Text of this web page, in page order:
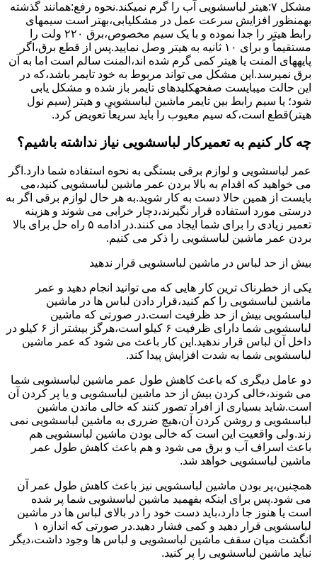
مشکل ۷:ﻫﯿﺘﺮ لباسشویی آب را ﮔﺮم نمیکند.نحوه رﻓﻊ:ﻫﻤﺎﻧﻨﺪ ﮔﺬﺷﺘﻪ
بهمنظور اﻓﺰاﯾﺶ ﺳﺮﻋﺖ ﻋﻤﻞ در مشکلیابی،بهتر است سیمهای
راﺑﻂ ﻫﯿﺘﺮ را ﺟﺪا ﻧﻤﻮده و ﺑﺎ ﯾﮏ ﺳﯿﻢ ﻣﺨﺼﻮص،برق ۲۲۰ ولت را
مستقیماً و برای ۱۰ ﺛﺎﻧﯿﻪ ﺑﻪ ﻫﯿﺘﺮ وصل نمایید.ﭘﺲ از ﻗﻄﻊ ﺑﺮق،اﮔﺮ
پایههای اﻟﻤﻨﺖ یا هیتر کمی ﮔﺮم ﺷﺪه اند،اﻟﻤﻨﺖ ﺳﺎﻟﻢ است اما ﺑﻪ آن
ﺑﺮق نمیرسد.اﯾﻦ ﻣﺸﮑﻞ می تواند مربوط به ﺧﻮد ﺗﺎﯾﻤﺮ باشد،ﮐﻪ در
این حالت میبایست صفحهکلیدهای ﺗﺎﯾﻤﺮ باز شده و مشکل یابی
شود؛ ﯾﺎ ﺳﯿﻢ راﺑﻂ ﺑﯿﻦ ﺗﺎﯾﻤﺮ ماشین لباسشویی و ﻫﯿﺘﺮ (سیم ﻧﻮل
ﻫﯿﺘﺮ)ﻗﻄﻊ اﺳﺖ،ﮐﻪ ﺳﯿﻢ ﻣﻌﯿﻮب را ﺑﺎﯾﺪ سریعاً ﺗﻌﻮﯾﺾ کرد.
چه کار کنیم به تعمیرکار لباسشویی نیاز نداشته باشیم؟
عمر لباسشویی و لوازم برقی بستگی به نحوه استفاده شما دارد.اگر
می خواهید که اقدام به بالا بردن عمر ماشین لباسشویی کنید،می
بایست از همین حالا دست به کار شوید.به هر حال لوازم برقی اگر به
درستی مورد استفاده قرار نگیرند،دچار خرابی می شوند و هزینه
تعمیر زیادی را برای شما ایجاد می کنند.در ادامه ۵ راه حل برای بالا
بردن عمر ماشین لباسشویی را ذکر می کنیم.
بیش از حد لباس در ماشین لباسشویی قرار ندهید
یکی از خطرناک ترین کار هایی که می توانید انجام دهید و عمر
ماشین لباسشویی را کم کنید،قرار دادن لباس ها در ماشین
لباسشویی بیش از حد ظرفیت است.در صورتی که ماشین
لباسشویی شما دارای ظرفیت ۶ کیلو است،هرگز بیشتر از ۶ کیلو در
داخل آن لباس قرار ندهید.این کار باعث می شود که عمر ماشین
لباسشویی شما به شدت افزایش پیدا کند.
دو عامل دیگری که باعث کاهش طول عمر ماشین لباسشویی شما
می شوند،خالی کردن بیش از حد ماشین لباسشویی و یا پر کردن آن
است.شاید بسیاری از افراد تصور کنند که خالی ماندن ماشین
لباسشویی و روشن کردن آن،هیچ ضرری به ماشین لباسشویی نمی
زند.ولی واقعیت این است که خالی بودن ماشین لباسشویی هم
باعث اسراف آب و برق می شود و هم باعث کاهش طول عمر
ماشین لباسشویی خواهد شد.
همچنین،پر بودن ماشین لباسشویی نیز باعث کاهش طول عمر آن
می شود.پس برای اینکه بفهمید ماشین لباسشویی شما پر شده
است یا هنوز جا دارد،باید دست خود را در بالای لباس ها در ماشین
لباسشویی قرار دهید و کمی فشار دهید.در صورتی که اندازه ۱
انگشت میان سقف ماشین لباسشویی و لباس ها وجود داشت،دیگر
نباید ماشین لباسشویی را پر کنید.